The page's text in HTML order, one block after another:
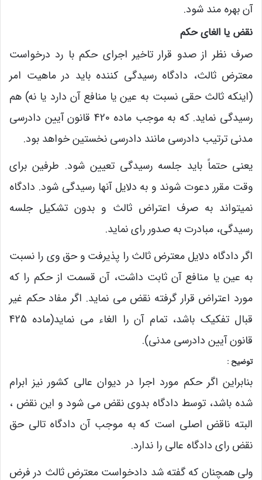
آن بهره مند شود.
نقض یا الغای حکم
صرف نظر از صدو قرار تاخیر اجرای حکم با رد درخواست
معترض ثالث، دادگاه رسیدگی کننده باید در ماهیت امر
(اینکه ثالث حقی نسبت به عین یا منافع آن دارد یا نه) هم
رسیدگی نماید. که به موجب ماده 420 قانون آیین دادرسی
مدنی ترتیب دادرسی مانند دادرسی نخستین خواهد بود.
یعنی حتماً باید جلسه رسیدگی تعیین شود. طرفین برای
وقت مقرر دعوت شوند و به دلایل آنها رسیدگی شود. دادگاه
نمیتواند به صرف اعتراض ثالث و بدون تشکیل جلسه
رسیدگی، مبادرت به صدور رای نماید.
اگر دادگاه دلایل معترض ثالث را پذیرفت و حق وی را نسبت
به عین یا منافع آن ثابت داشت، آن قسمت از حکم را که
مورد اعتراض قرار گرفته نقض می نماید. اگر مفاد حکم غیر
قبال تفکیک باشد، تمام آن را الغاء می نماید(ماده 425
قانون آیین دادرسی مدنی).
توضیح :
بنابراین اگر حکم مورد اجرا در دیوان عالی کشور نیز ابرام
شده باشد، توسط دادگاه بدوی نقض می شود و این نقض ،
البته ناقض اصلی است که به موجب آن دادگاه تالی حق
نقض رای دادگاه عالی را ندارد.
ولی همچنان که گفته شد دادخواست معترض ثالث در فرض